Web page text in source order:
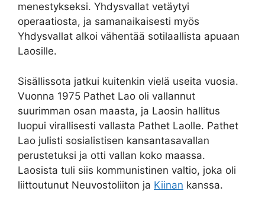
menestykseksi. Yhdysvallat vetäytyi
operaatiosta, ja samanaikaisesti myös
Yhdysvallat alkoi vähentää sotilaallista apuaan
Laosille.
Sisällissota jatkui kuitenkin vielä useita vuosia.
Vuonna 1975 Pathet Lao oli vallannut
suurimman osan maasta, ja Laosin hallitus
luopui virallisesti vallasta Pathet Laolle. Pathet
Lao julisti sosialistisen kansantasavallan
perustetuksi ja otti vallan koko maassa.
Laosista tuli siis kommunistinen valtio, joka oli
liittoutunut Neuvostoliiton ja Kiinan kanssa.